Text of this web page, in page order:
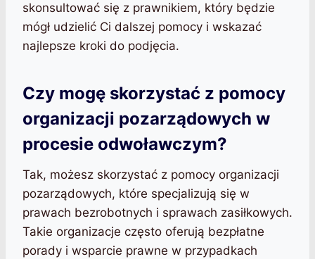
skonsultować się z prawnikiem, który będzie
mógł udzielić Ci dalszej pomocy i wskazać
najlepsze kroki do podjęcia.
Czy mogę skorzystać z pomocy
organizacji pozarządowych w
procesie odwoławczym?
Tak, możesz skorzystać z pomocy organizacji
pozarządowych, które specjalizują się w
prawach bezrobotnych i sprawach zasiłkowych.
Takie organizacje często oferują bezpłatne
porady i wsparcie prawne w przypadkach